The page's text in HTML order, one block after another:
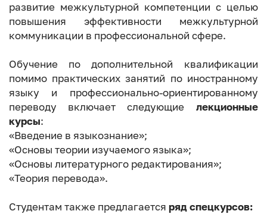
развитие межкультурной компетенции с целью
повышения эффективности межкультурной
коммуникации в профессиональной сфере.
Обучение по дополнительной квалификации
помимо практических занятий по иностранному
языку и профессионально-ориентированному
переводу включает следующие лекционные
курсы:
«Введение в языкознание»;
«Основы теории изучаемого языка»;
«Основы литературного редактирования»;
«Теория перевода».
Студентам также предлагается ряд спецкурсов: